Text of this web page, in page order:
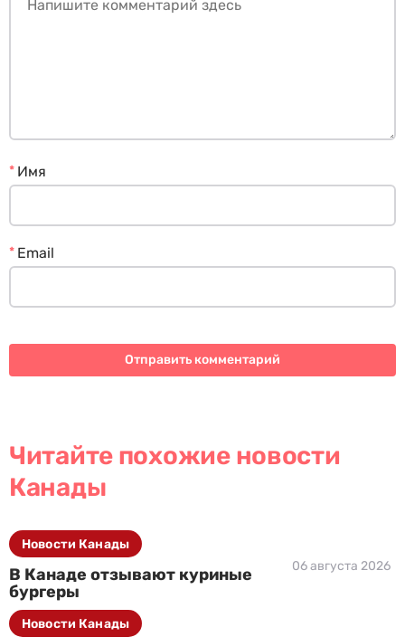
Имя
*
Email
*
Читайте похожие новости
Канады
В Канаде отзывают куриные
бургеры
06 августа 2026
Новости Канады
Новости Канады